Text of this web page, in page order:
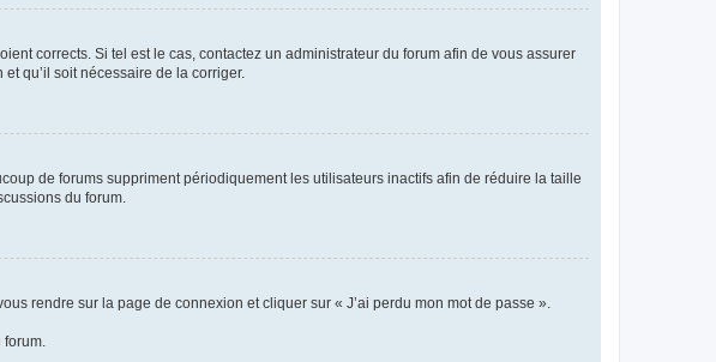
corrects. Si tel est le cas, contactez un administrateur du forum afin de vous assurer
qu’il soit nécessaire de la corriger.
de forums suppriment périodiquement les utilisateurs inactifs afin de réduire la taille
du forum.
rendre sur la page de connexion et cliquer sur « J’ai perdu mon mot de passe ».